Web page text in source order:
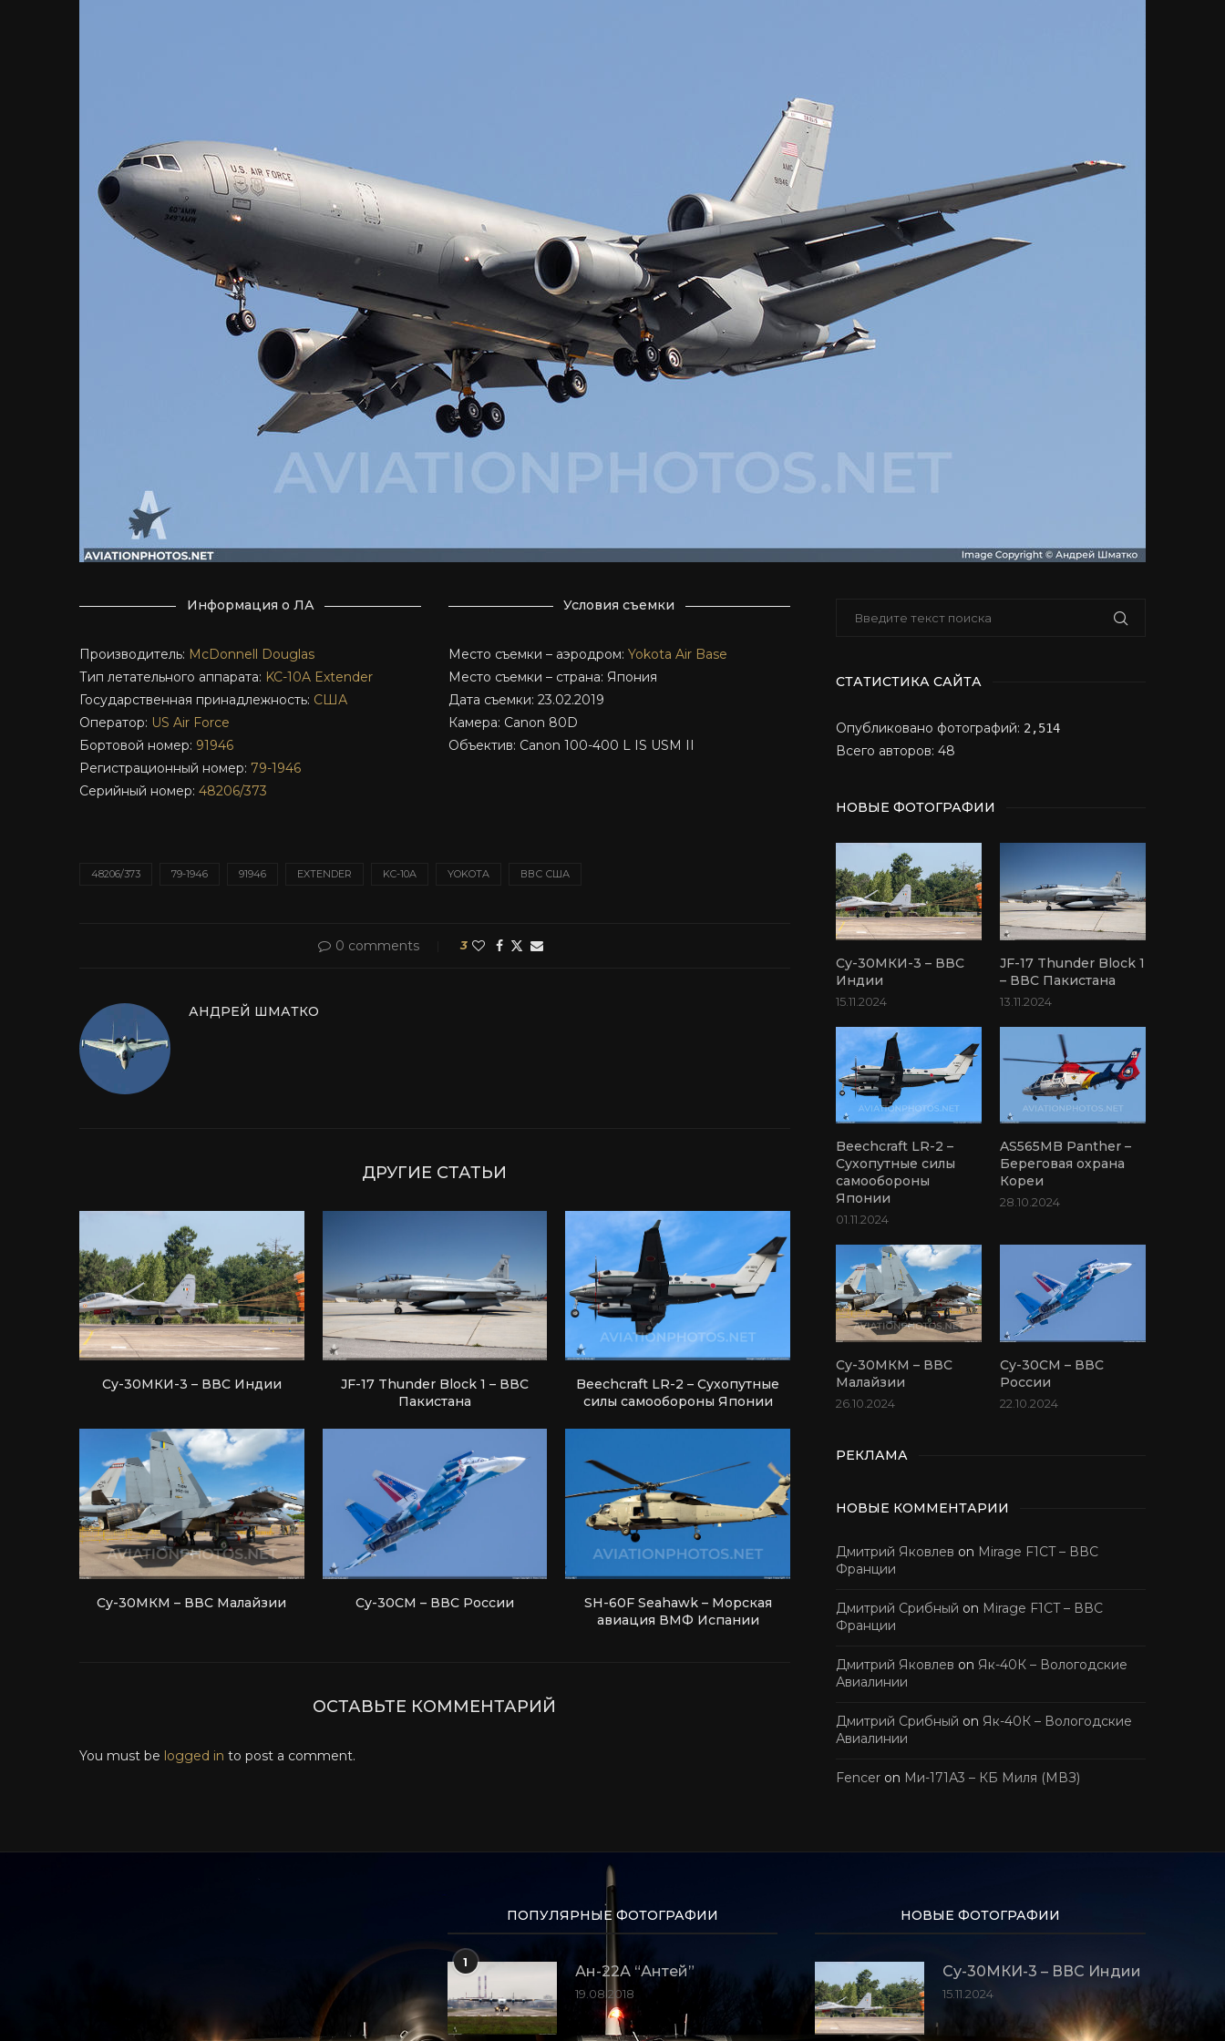
Информация о ЛА
Производитель: McDonnell Douglas
Тип летательного аппарата: KC-10A Extender
Государственная принадлежность: США
Оператор: US Air Force
Бортовой номер: 91946
Регистрационный номер: 79-1946
Серийный номер: 48206/373
Условия съемки
Место съемки – аэродром: Yokota Air Base
Место съемки – страна: Япония
Дата съемки: 23.02.2019
Камера: Canon 80D
Объектив: Canon 100-400 L IS USM II
48206/373 79-1946 91946 EXTENDER KC-10A YOKOTA ВВС США
0 comments 3
АНДРЕЙ ШМАТКО
ДРУГИЕ СТАТЬИ
Су-30МКИ-3 – ВВС Индии
JF-17 Thunder Block 1 – ВВС
Пакистана
Beechcraft LR-2 – Сухопутные
силы самообороны Японии
Су-30МКМ – ВВС Малайзии Су-30СМ – ВВС России
SH-60F Seahawk – Морская
авиация ВМФ Испании
ОСТАВЬТЕ КОММЕНТАРИЙ
You must be logged in to post a comment.
СТАТИСТИКА САЙТА
Опубликовано фотографий: 2,514
Всего авторов: 48
НОВЫЕ ФОТОГРАФИИ
Су-30МКИ-3 – ВВС
Индии
15.11.2024
JF-17 Thunder Block 1
– ВВС Пакистана
13.11.2024
Beechcraft LR-2 –
Сухопутные силы
самообороны
Японии
01.11.2024
AS565MB Panther –
Береговая охрана
Кореи
28.10.2024
Су-30МКМ – ВВС
Малайзии
26.10.2024
Су-30СМ – ВВС
России
22.10.2024
РЕКЛАМА
НОВЫЕ КОММЕНТАРИИ
Дмитрий Яковлев on Mirage F1CT – ВВС
Франции
Дмитрий Срибный on Mirage F1CT – ВВС
Франции
Дмитрий Яковлев on Як-40К – Вологодские
Авиалинии
Дмитрий Срибный on Як-40К – Вологодские
Авиалинии
Fencer on Ми-171А3 – КБ Миля (МВЗ)
ПОПУЛЯРНЫЕ ФОТОГРАФИИ
1
Ан-22А “Антей”
19.08.2018
НОВЫЕ ФОТОГРАФИИ
Су-30МКИ-3 – ВВС Индии
15.11.2024